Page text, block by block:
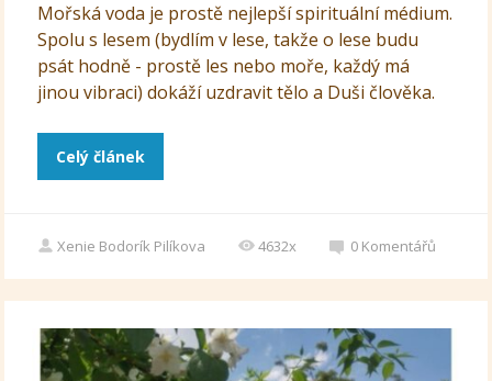
Mořská voda je prostě nejlepší spirituální médium.
Spolu s lesem (bydlím v lese, takže o lese budu
psát hodně - prostě les nebo moře, každý má
jinou vibraci) dokáží uzdravit tělo a Duši člověka.
Celý článek
Xenie Bodorík Pilíkova 4632x 0 Komentářů